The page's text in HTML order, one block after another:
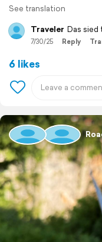
See translation
Traveler Das sied
7/30/25 Reply
6 likes